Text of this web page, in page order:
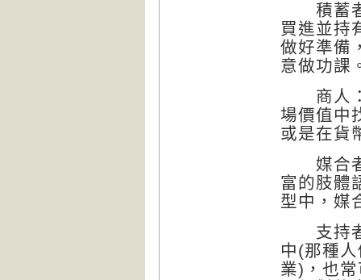
積蓄者
買進並持
做好準備
意做功課
商人：
場價值中
或是在貨
媒合者
富的肢體
型中，媒
支持者
中(那種
業)，也